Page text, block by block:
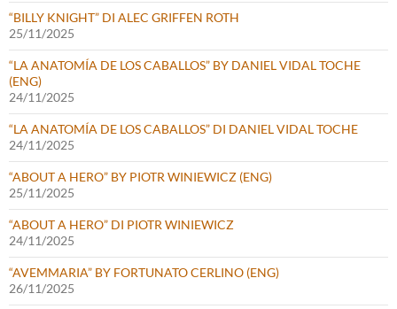
“BILLY KNIGHT” DI ALEC GRIFFEN ROTH
25/11/2025
“LA ANATOMÍA DE LOS CABALLOS” BY DANIEL VIDAL TOCHE
(ENG)
24/11/2025
“LA ANATOMÍA DE LOS CABALLOS” DI DANIEL VIDAL TOCHE
24/11/2025
“ABOUT A HERO” BY PIOTR WINIEWICZ (ENG)
25/11/2025
“ABOUT A HERO” DI PIOTR WINIEWICZ
24/11/2025
“AVEMMARIA” BY FORTUNATO CERLINO (ENG)
26/11/2025